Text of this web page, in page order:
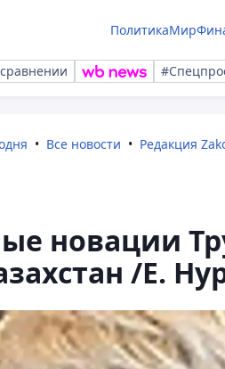
ПолитикаМир
Все новости Редакция
новации
/Е.